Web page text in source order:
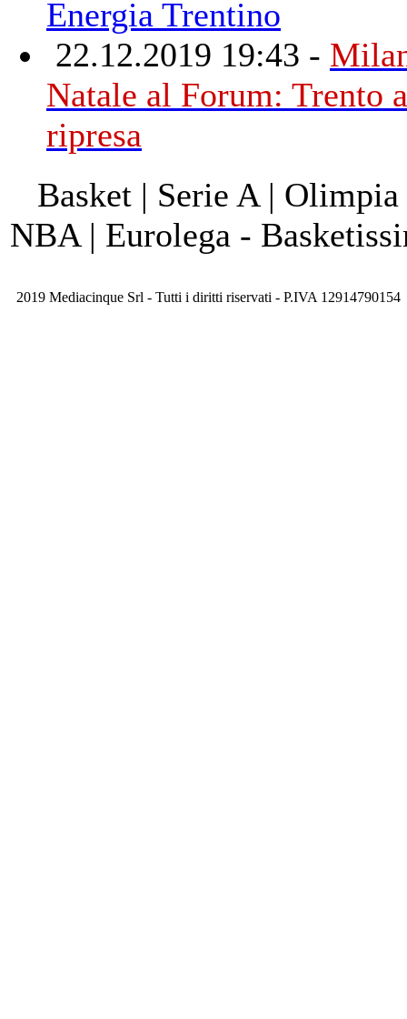
Energia Trentino
22.12.2019 19:43 -
Natale al Forum: Trento
ripresa
Basket | Serie A |
NBA | Eurolega -
2019 Mediacinque Srl - Tutti i diritti riservati - P.IVA 12914790154